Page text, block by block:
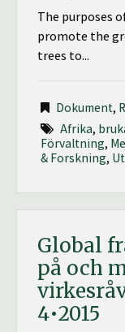
The purposes
promote the
trees to...
Dokument,
Afrika,
Förvaltning,
& Forskning,
Global
på och
4•2015